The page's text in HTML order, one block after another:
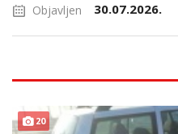
Objavljen 30.07.2026.
20